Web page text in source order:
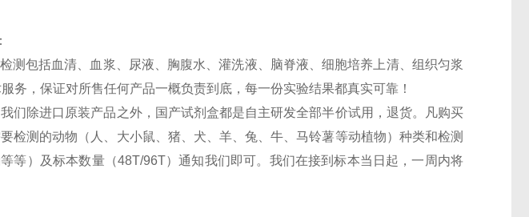
测包括血清、血浆、尿液、胸腹水、灌洗液、脑脊液、细胞培养上清、组织匀浆
务，保证对所售任何产品一概负责到底，每一份实验结果都真实可靠！
们除进口原装产品之外，国产试剂盒都是自主研发全部半价试用，退货。凡购买
检测的动物（人、大小鼠、猪、犬、羊、兔、牛、马铃薯等动植物）种类和检测
等）及标本数量（48T/96T）通知我们即可。我们在接到标本当日起，一周内将